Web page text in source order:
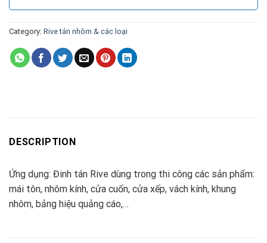
Category: Rive tán nhôm & các loại
DESCRIPTION
Ứng dụng: Đinh tán Rive dùng trong thi công các sản phẩm:
mái tôn, nhôm kính, cửa cuốn, cửa xếp, vách kính, khung
nhôm, bảng hiệu quảng cáo,…